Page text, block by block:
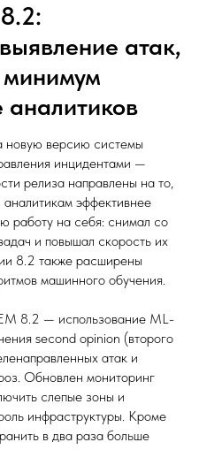
атак,
аналитиков
новую версию системы
инцидентами —
релиза направлены на то,
эффективнее
работу на себя: снимал со
и повышал скорость их
8.2 также расширены
машинного обучения.
8.2 — использование ML-
second opinion (второго
атак и
Обновлен мониторинг
слепые зоны и
инфраструктуры. Кроме
в два раза больше